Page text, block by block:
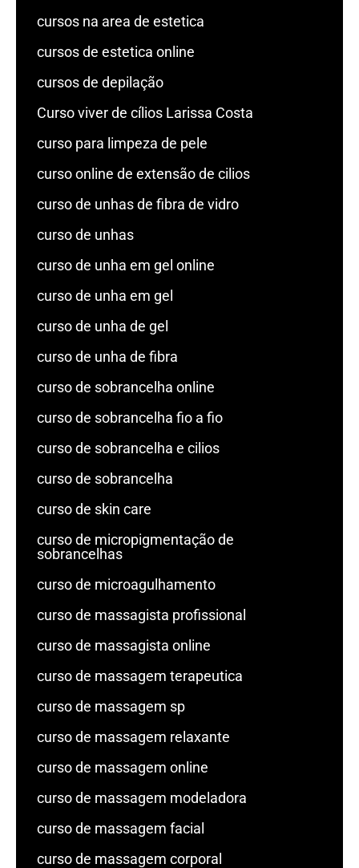
cursos na area de estetica
cursos de estetica online
cursos de depilação
Curso viver de cílios Larissa Costa
curso para limpeza de pele
curso online de extensão de cilios
curso de unhas de fibra de vidro
curso de unhas
curso de unha em gel online
curso de unha em gel
curso de unha de gel
curso de unha de fibra
curso de sobrancelha online
curso de sobrancelha fio a fio
curso de sobrancelha e cilios
curso de sobrancelha
curso de skin care
curso de micropigmentação de
sobrancelhas
curso de microagulhamento
curso de massagista profissional
curso de massagista online
curso de massagem terapeutica
curso de massagem sp
curso de massagem relaxante
curso de massagem online
curso de massagem modeladora
curso de massagem facial
curso de massagem corporal